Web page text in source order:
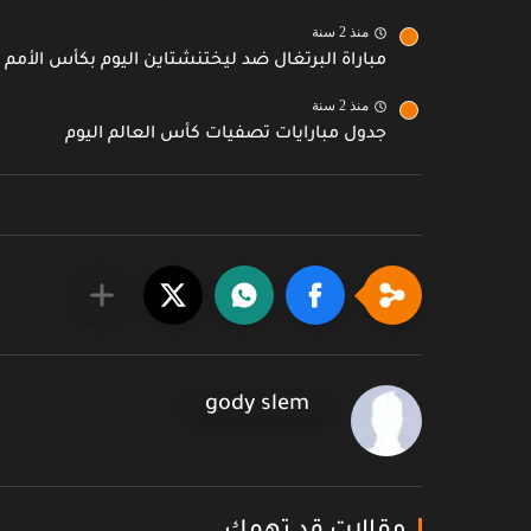
منذ 2 سنة
مباراة البرتغال ضد ليختنشتاين اليوم بكأس الأمم
منذ 2 سنة
جدول مبارايات تصفيات كأس العالم اليوم
gody slem